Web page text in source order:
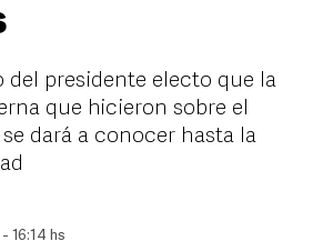
del presidente electo que la
que hicieron sobre el
dará a conocer hasta la
16:14 hs